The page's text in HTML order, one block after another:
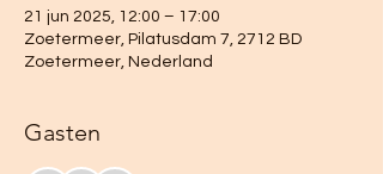
21 jun 2025, 12:00 – 17:00
Zoetermeer, Pilatusdam 7, 2712 BD
Zoetermeer, Nederland
Gasten